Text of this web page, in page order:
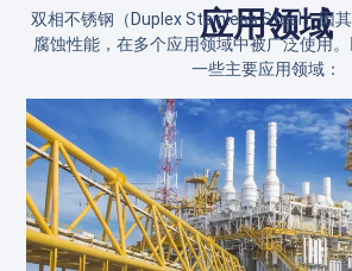
应用领域
双相不锈钢（Duplex Stainless Steel）因
腐蚀性能，在多个应用领域中被广泛使用
一些主要应用领域：